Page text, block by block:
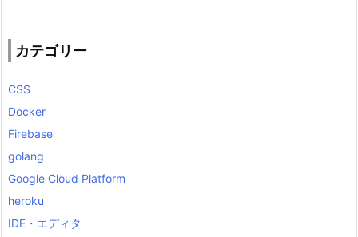
カテゴリー
CSS
Docker
Firebase
golang
Google Cloud Platform
heroku
IDE・エディタ